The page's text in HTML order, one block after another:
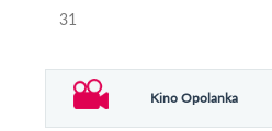
31
Kino Opolanka